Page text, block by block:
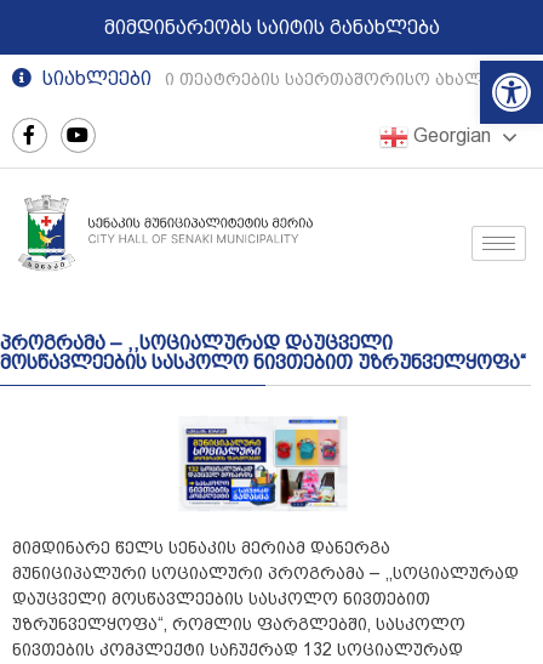
მიმდინარეობს საიტის განახლება
სიახლეები
რეგიონული თეატრების საერთაშორისო
Georgian
პროგრამა – ,,სოციალურად დაუცველი
მოსწავლეების სასკოლო ნივთებით უზრუნველყოფა“
მიმდინარე წელს სენაკის მერიამ დანერგა
მუნიციპალური სოციალური პროგრამა – ,,სოციალურად
დაუცველი მოსწავლეების სასკოლო ნივთებით
უზრუნველყოფა“, რომლის ფარგლებში, სასკოლო
ნივთების კომპლექტი საჩუქრად 132 სოციალურად